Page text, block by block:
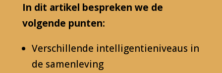
In dit artikel bespreken we de
volgende punten:
Verschillende intelligentieniveaus in
de samenleving